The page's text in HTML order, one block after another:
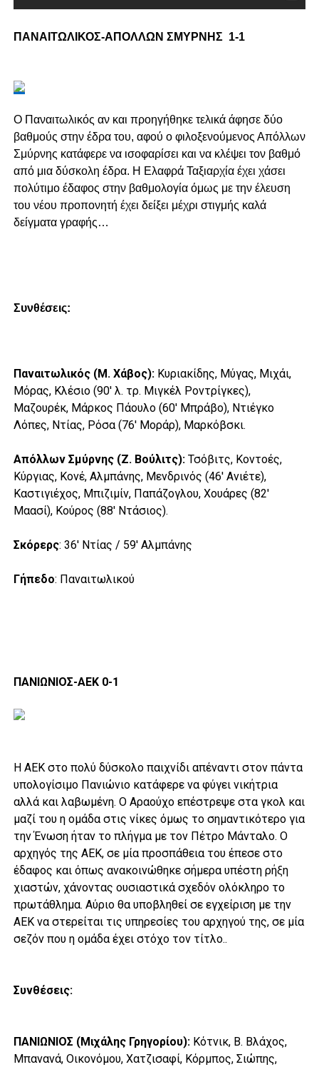
ΠΑΝΑΙΤΩΛΙΚΟΣ-ΑΠΟΛΛΩΝ ΣΜΥΡΝΗΣ 1-1
Ο Παναιτωλικός αν και προηγήθηκε τελικά άφησε δύο
βαθμούς στην έδρα του, αφού ο φιλοξενούμενος Απόλλων
Σμύρνης κατάφερε να ισοφαρίσει και να κλέψει τον βαθμό
από μια δύσκολη έδρα. Η Ελαφρά Ταξιαρχία έχει χάσει
πολύτιμο έδαφος στην βαθμολογία όμως με την έλευση
του νέου προπονητή έχει δείξει μέχρι στιγμής καλά
δείγματα γραφής…
Συνθέσεις:
Παναιτωλικός (Μ. Χάβος):Κυριακίδης, Μύγας, Μιχάι,
Μόρας, Κλέσιο (90′ λ. τρ. Μιγκέλ Ροντρίγκες),
Μαζουρέκ, Μάρκος Πάουλο (60′ Μπράβο), Ντιέγκο
Λόπες, Ντίας, Ρόσα (76′ Μοράρ), Μαρκόβσκι.
Απόλλων Σμύρνης (Z. Βούλιτς): Τσόβιτς, Κοντοές,
Κύργιας, Κονέ, Αλμπάνης, Μενδρινός (46′ Ανιέτε),
Καστιγιέχος, Μπιζιμίν, Παπάζογλου, Χουάρες (82′
Μαασί), Κούρος (88′ Ντάσιος).
Σκόρερς: 36′ Ντίας / 59′ Αλμπάνης
Γήπεδο: Παναιτωλικού
ΠΑΝΙΩΝΙΟΣ-ΑΕΚ 0-1
Η ΑΕΚ στο πολύ δύσκολο παιχνίδι απέναντι στον πάντα
υπολογίσιμο Πανιώνιο κατάφερε να φύγει νικήτρια
αλλά και λαβωμένη. Ο Αραούχο επέστρεψε στα γκολ και
μαζί του η ομάδα στις νίκες όμως το σημαντικότερο για
την Ένωση ήταν το πλήγμα με τον Πέτρο Μάνταλο. Ο
αρχηγός της ΑΕΚ, σε μία προσπάθεια του έπεσε στο
έδαφος και όπως ανακοινώθηκε σήμερα υπέστη ρήξη
χιαστών, χάνοντας ουσιαστικά σχεδόν ολόκληρο το
πρωτάθλημα. Αύριο θα υποβληθεί σε εγχείριση με την
ΑΕΚ να στερείται τις υπηρεσίες του αρχηγού της, σε μία
σεζόν που η ομάδα έχει στόχο τον τίτλο..
Συνθέσεις:
ΠΑΝΙΩΝΙΟΣ (Μιχάλης Γρηγορίου): Κότνικ, Β. Βλάχος,
Μπανανά, Οικονόμου, Χατζισαφί, Κόρμπος, Σιώπης,